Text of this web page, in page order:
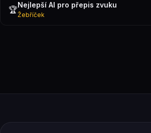
🏆Nejlepší AI pro přepis zvuku
Žebříček